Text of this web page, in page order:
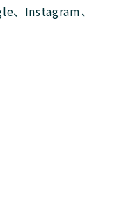
、Instagram、